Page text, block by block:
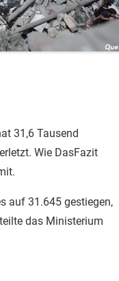
31,6 Tausend
Wie DasFazit
auf 31.645 gestiegen,
das Ministerium